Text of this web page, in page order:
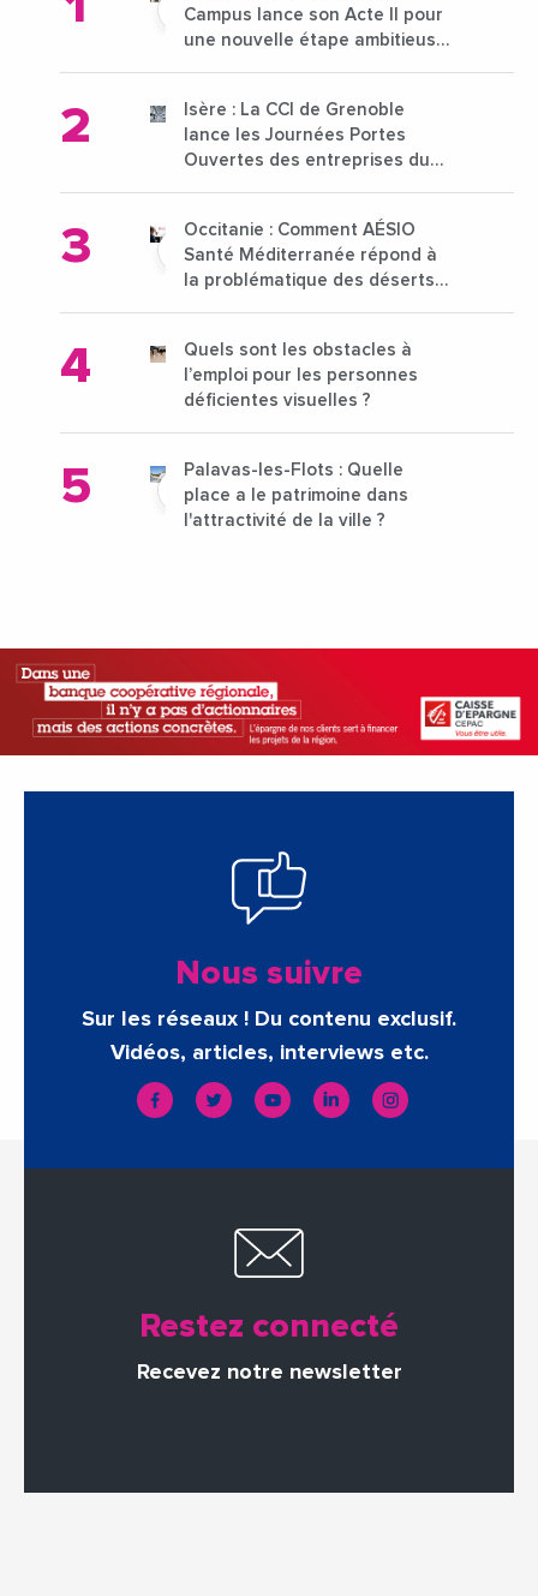
Campus lance son Acte II pour
une nouvelle étape ambitieuse
Isère : La CCI de Grenoble
lance les Journées Portes
Ouvertes des entreprises du
Occitanie : Comment AÉSIO
Santé Méditerranée répond à
la problématique des déserts
Quels sont les obstacles à
l’emploi pour les personnes
déficientes visuelles ?
Palavas-les-Flots : Quelle
place a le patrimoine dans
l'attractivité de la ville ?
Nous suivre
Sur les réseaux ! Du contenu exclusif.
Vidéos, articles, interviews etc.
Restez connecté
Recevez notre newsletter